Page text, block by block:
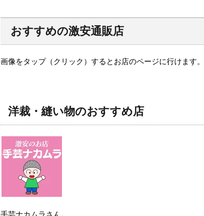
おすすめの激安通販店
画像をタップ（クリック）するとお店のページに行けます。
洋裁・縫い物のおすすめ店
手芸ナカムラさん。